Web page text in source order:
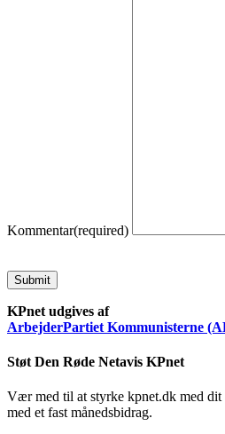
Kommentar(required)
Submit
KPnet udgives af
ArbejderPartiet Kommunisterne
Støt Den Røde Netavis KPnet
Vær med til at styrke kpnet.dk med dit
med et fast månedsbidrag.